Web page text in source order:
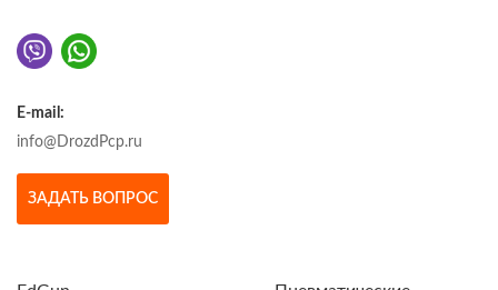
E-mail:
info@DrozdPcp.ru
ЗАДАТЬ ВОПРОС